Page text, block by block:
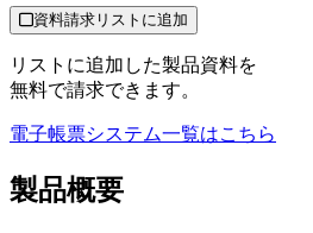
資料請求リストに追加
リストに追加した製品資料を
無料で請求できます。
電子帳票システム一覧はこちら
製品概要